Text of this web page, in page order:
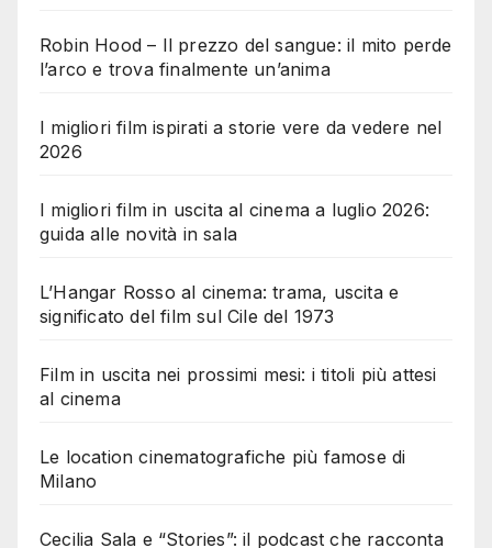
Robin Hood – Il prezzo del sangue: il mito perde
l’arco e trova finalmente un’anima
I migliori film ispirati a storie vere da vedere nel
2026
I migliori film in uscita al cinema a luglio 2026:
guida alle novità in sala
L’Hangar Rosso al cinema: trama, uscita e
significato del film sul Cile del 1973
Film in uscita nei prossimi mesi: i titoli più attesi
al cinema
Le location cinematografiche più famose di
Milano
Cecilia Sala e “Stories”: il podcast che racconta